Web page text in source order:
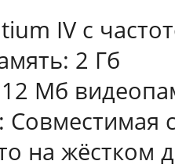
IV с
2 Гб
Мб
Совместимая
на жёстком